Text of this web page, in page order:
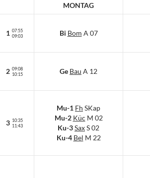
MONTAG
1 07:55
09:03
Bi Bom A 07
2 09:08
10:15
Ge Bau A 12
3 10:35
11:43
Mu-1 Fh SKap
Mu-2 Küc M 02
Ku-3SaxS 02
Ku-4 Bel M 22